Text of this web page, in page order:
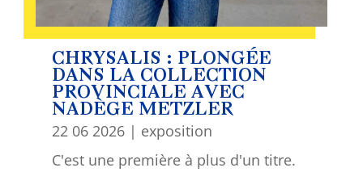
CHRYSALIS : PLONGÉE
DANS LA COLLECTION
PROVINCIALE AVEC
NADÈGE METZLER
22 06 2026| exposition
C'est une première à plus d'un titre.